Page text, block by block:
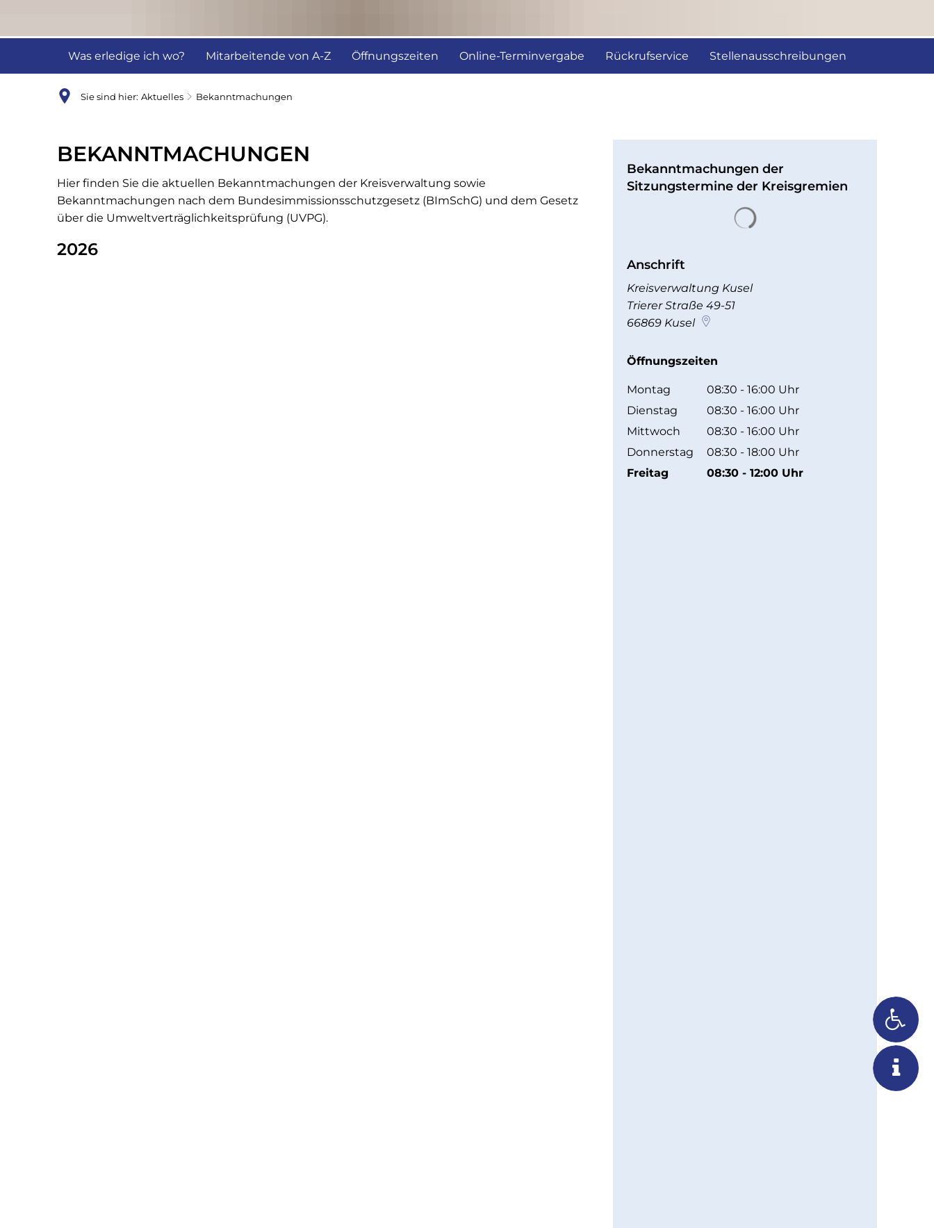
Was erledige ich wo? Mitarbeitende von A-Z Öffnungszeiten Online-Terminvergabe Rückrufservice Stellenausschreibungen
Sie sind hier: Aktuelles Bekanntmachungen
Bekanntmachungen
BEKANNTMACHUNGEN
Hier finden Sie die aktuellen Bekanntmachungen der Kreisverwaltung sowie
Bekanntmachungen nach dem Bundesimmissionsschutzgesetz (BImSchG) und dem Gesetz
über die Umweltverträglichkeitsprüfung (UVPG).
2026
Bekanntmachungen der
Sitzungstermine der Kreisgremien
Anschrift
Kreisverwaltung Kusel
Trierer Straße 49-51
66869 Kusel
Öffnungszeiten
Montag 08:30 - 16:00 Uhr
Von 08:30 bis 16:00 Uhr
Dienstag 08:30 - 16:00 Uhr
Von 08:30 bis 16:00 Uhr
Mittwoch 08:30 - 16:00 Uhr
Von 08:30 bis 16:00 Uhr
Donnerstag 08:30 - 18:00 Uhr
Von 08:30 bis 18:00 Uhr
Freitag 08:30 - 12:00 Uhr